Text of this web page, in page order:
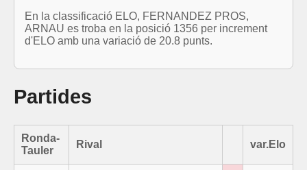
En la classificació ELO, FERNANDEZ PROS,
ARNAU es troba en la posició 1356 per increment
d'ELO amb una variació de 20.8 punts.
Partides
Ronda-
Tauler
Rival var.Elo